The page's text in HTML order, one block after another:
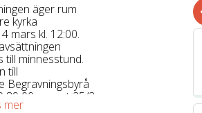
äger rum
kyrka
mars kl. 12:00.
till minnesstund.
till
Begravningsbyrå
89 00 senast 25/2.
mer